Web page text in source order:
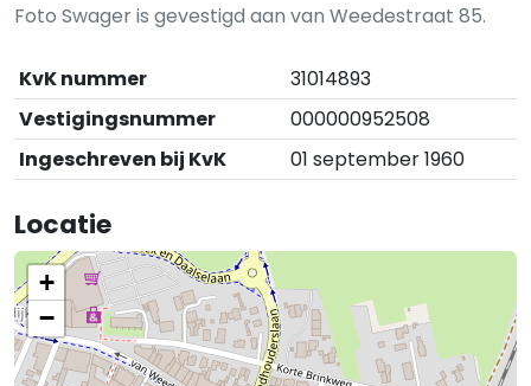
Foto Swager is gevestigd aan van Weedestraat 85.
KvK nummer
31014893
Vestigingsnummer
000000952508
Ingeschreven bij KvK
01 september 1960
Locatie
+
−